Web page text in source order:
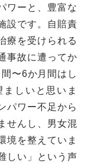
ワーと、豊富な
設です。自賠責
療を受けられる
事故に遭ってか
〜6か月間はし
しいと思いま
パワー不足から
せんし、男女混
境を整えていま
しい」という声